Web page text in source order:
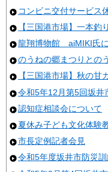
コンビニ交付サービス
【三国港市場】一本釣
龍翔博物館 aiMIKI氏
のうねの郷まつりとの
【三国港市場】秋の甘
令和5年12月第5回坂井
認知症相談会について
夏休み子ども文化体験
市長定例記者会見
令和5年度坂井市防災